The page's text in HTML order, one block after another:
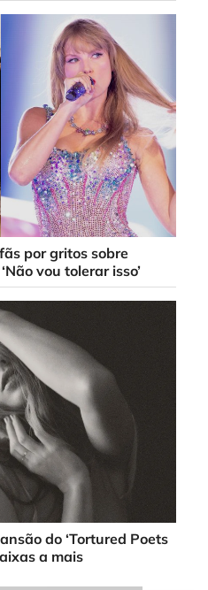
por gritos sobre
vou tolerar isso’
do ‘Tortured Poets
a mais